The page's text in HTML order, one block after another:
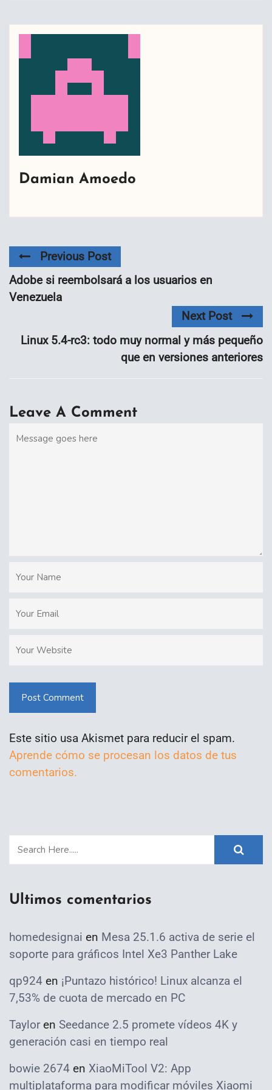
Damian Amoedo
Previous Post
Adobe si reembolsará a los usuarios en
Venezuela
Next Post
Linux 5.4-rc3: todo muy normal y más pequeño
que en versiones anteriores
Leave A Comment
Post Comment
Este sitio usa Akismet para reducir el spam.
Aprende cómo se procesan los datos de tus
comentarios.
Ultimos comentarios
homedesignai en Mesa 25.1.6 activa de serie el
soporte para gráficos Intel Xe3 Panther Lake
qp924 en ¡Puntazo histórico! Linux alcanza el
7,53% de cuota de mercado en PC
Taylor en Seedance 2.5 promete vídeos 4K y
generación casi en tiempo real
bowie 2674 en XiaoMiTool V2: App
multiplataforma para modificar móviles Xiaomi